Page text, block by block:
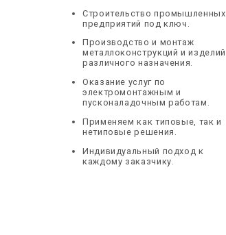
Строительство промышленных
предприятий под ключ.
Производство и монтаж
металлоконструкций и изделий
различного назначения.
Оказание услуг по
электромонтажным и
пусконаладочным работам.
Применяем как типовые, так и
нетиповые решения.
Индивидуальный подход к
каждому заказчику.